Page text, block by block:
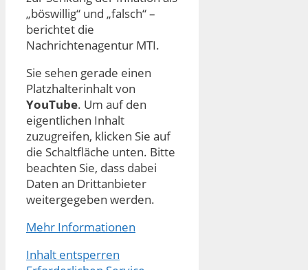
„böswillig“ und „falsch“ –
berichtet die
Nachrichtenagentur MTI.
Sie sehen gerade einen
Platzhalterinhalt von
YouTube. Um auf den
eigentlichen Inhalt
zuzugreifen, klicken Sie auf
die Schaltfläche unten. Bitte
beachten Sie, dass dabei
Daten an Drittanbieter
weitergegeben werden.
Mehr Informationen
Inhalt entsperren